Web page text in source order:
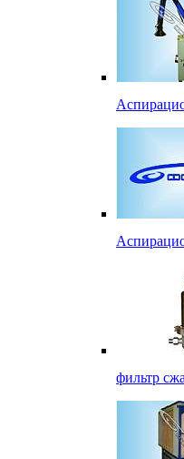
фильтр